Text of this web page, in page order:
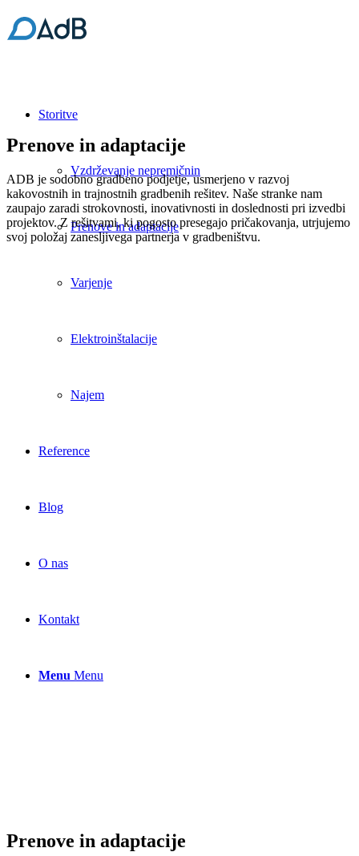
Storitve
Vzdrževanje nepremičnin
Prenove in adaptacije
Varjenje
Elektroinštalacije
Najem
Reference
Blog
O nas
Kontakt
Menu Menu
Prenove in adaptacije
ADB je sodobno gradbeno podjetje, usmerjeno v razvoj
kakovostnih in trajnostnih gradbenih rešitev. Naše stranke nam
zaupajo zaradi strokovnosti, inovativnosti in doslednosti pri izvedbi
projektov. Z rešitvami, ki pogosto presegajo pričakovanja, utrjujemo
svoj položaj zanesljivega partnerja v gradbeništvu.
Prenove in adaptacije